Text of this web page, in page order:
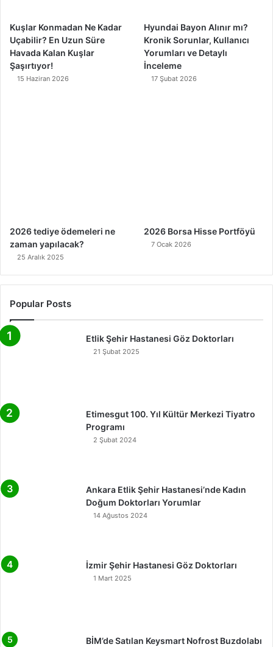
Kuşlar Konmadan Ne Kadar
Uçabilir? En Uzun Süre
Havada Kalan Kuşlar
Şaşırtıyor!
15 Haziran 2026
Hyundai Bayon Alınır mı?
Kronik Sorunlar, Kullanıcı
Yorumları ve Detaylı
İnceleme
17 Şubat 2026
2026 tediye ödemeleri ne
zaman yapılacak?
25 Aralık 2025
2026 Borsa Hisse Portföyü
7 Ocak 2026
Popular Posts
Etlik Şehir Hastanesi Göz Doktorları
21 Şubat 2025
Etimesgut 100. Yıl Kültür Merkezi Tiyatro
Programı
2 Şubat 2024
Ankara Etlik Şehir Hastanesi’nde Kadın
Doğum Doktorları Yorumlar
14 Ağustos 2024
İzmir Şehir Hastanesi Göz Doktorları
1 Mart 2025
BİM’de Satılan Keysmart Nofrost Buzdolabı